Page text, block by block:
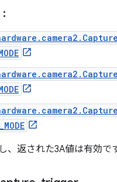
、返された3A値は有効です